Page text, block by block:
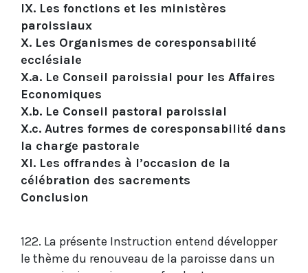
IX. Les fonctions et les ministères
paroissiaux
X. Les Organismes de coresponsabilité
ecclésiale
X.a. Le Conseil paroissial pour les Affaires
Economiques
X.b. Le Conseil pastoral paroissial
X.c. Autres formes de coresponsabilité dans
la charge pastorale
XI. Les offrandes à l’occasion de la
célébration des sacrements
Conclusion
122. La présente Instruction entend développer
le thème du renouveau de la paroisse dans un